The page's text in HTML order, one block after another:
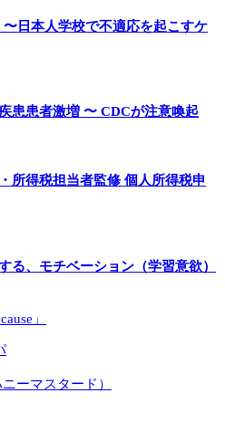
日本人学校で不適応を起こすケ
患患者激増 〜 CDCが注意喚起
所得税担当者監修 個人所得税申
る、モチベーション（学習意欲）
」
ーマスタード）